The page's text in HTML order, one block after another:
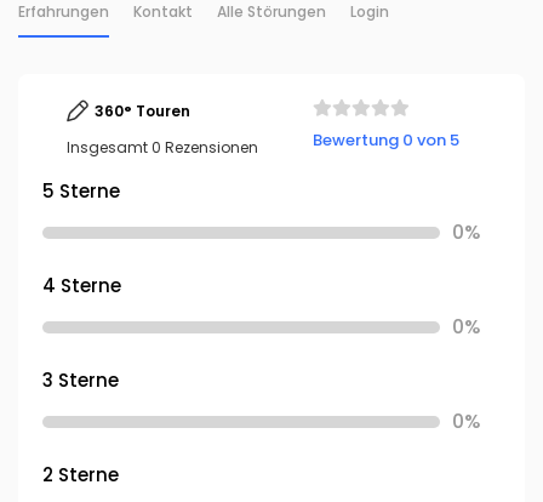
Erfahrungen Kontakt Alle Störungen Login
360° Touren
Insgesamt 0 Rezensionen
Bewertung 0 von 5
5 Sterne
0%
4 Sterne
0%
3 Sterne
0%
2 Sterne